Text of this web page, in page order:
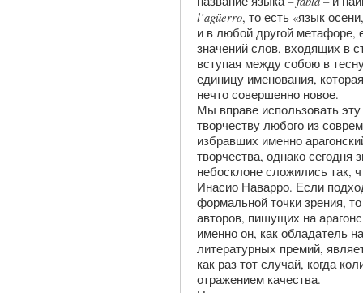
l’agüerro, то есть «язык
и в любой другой метафоре,
значений слов, входящих в
вступая между собою в
единицу именования,
нечто совершенно новое.
Мы вправе использовать
творчеству любого из
избравших именно
творчества, однако сегодня
небосклоне сложились так,
Инасио Наварро. Если
формальной точки зрения,
авторов, пишущих на
именно он, как обладатель
литературных премий,
как раз тот случай, когда
отражением качества.